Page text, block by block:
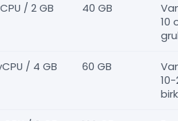
/ 2 GB 40 GB
10
/ 4 GB 60 GB